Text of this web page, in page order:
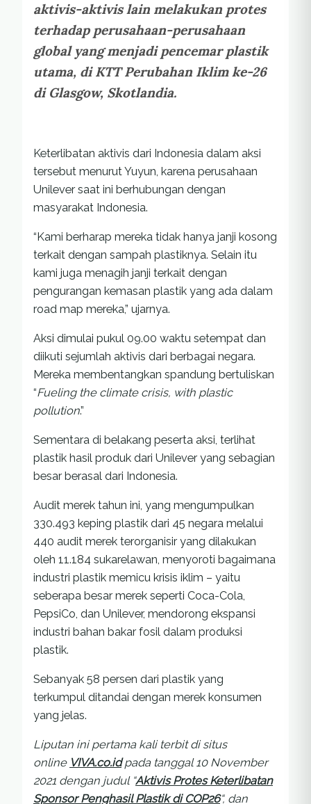
aktivis-aktivis lain melakukan protes
terhadap perusahaan-perusahaan
global yang menjadi pencemar plastik
utama, di KTT Perubahan Iklim ke-26
di Glasgow, Skotlandia.
Keterlibatan aktivis dari Indonesia dalam aksi
tersebut menurut Yuyun, karena perusahaan
Unilever saat ini berhubungan dengan
masyarakat Indonesia.
“Kami berharap mereka tidak hanya janji kosong
terkait dengan sampah plastiknya. Selain itu
kami juga menagih janji terkait dengan
pengurangan kemasan plastik yang ada dalam
road map mereka,” ujarnya.
Aksi dimulai pukul 09.00 waktu setempat dan
diikuti sejumlah aktivis dari berbagai negara.
Mereka membentangkan spandung bertuliskan
“Fueling the climate crisis, with plastic
pollution.”
Sementara di belakang peserta aksi, terlihat
plastik hasil produk dari Unilever yang sebagian
besar berasal dari Indonesia.
Audit merek tahun ini, yang mengumpulkan
330.493 keping plastik dari 45 negara melalui
440 audit merek terorganisir yang dilakukan
oleh 11.184 sukarelawan, menyoroti bagaimana
industri plastik memicu krisis iklim – yaitu
seberapa besar merek seperti Coca-Cola,
PepsiCo, dan Unilever, mendorong ekspansi
industri bahan bakar fosil dalam produksi
plastik.
Sebanyak 58 persen dari plastik yang
terkumpul ditandai dengan merek konsumen
yang jelas.
Liputan ini pertama kali terbit di situs
online VIVA.co.idpada tanggal 10 November
2021 dengan judul “Aktivis Protes Keterlibatan
Sponsor Penghasil Plastik di COP26“, dan